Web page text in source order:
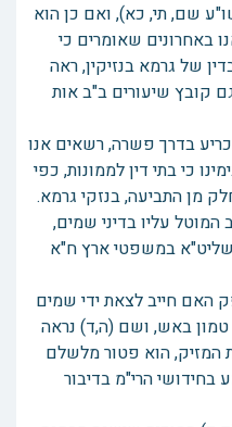
שם, תי, כא), ואם כן הוא
באחרונים שאומרים כי
של גרמא בנזיקין, ראה
קובץ שיעורים ב"ב אות
בדרך פשרה, רשאים אנו
כי בתי דין לממונות, כפי
מן התביעה, בנזקי גרמא.
עליו בדיני שמים,
שליט"א במשפטי ארץ ח"א
האם חייב לצאת ידי שמים
באש, ושם (ה,ד) נראה
הוא פטור מלשלם
הרי"מ בדיבור